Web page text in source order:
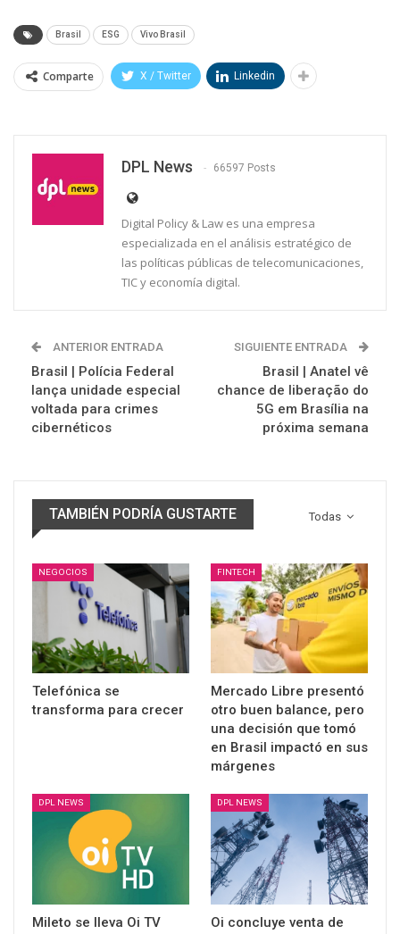
Brasil ESG Vivo Brasil
Comparte X / Twitter Linkedin
DPL News 66597 Posts
Digital Policy & Law es una empresa
especializada en el análisis estratégico de
las políticas públicas de telecomunicaciones,
TIC y economía digital.
ANTERIOR ENTRADA
Brasil | Polícia Federal
lança unidade especial
voltada para crimes
cibernéticos
SIGUIENTE ENTRADA
Brasil | Anatel vê
chance de liberação do
5G em Brasília na
próxima semana
Todas
TAMBIÉN PODRÍA GUSTARTE
NEGOCIOS
Telefónica se
transforma para crecer
FINTECH
Mercado Libre presentó
otro buen balance, pero
una decisión que tomó
en Brasil impactó en sus
márgenes
DPL NEWS
Mileto se lleva Oi TV
DPL NEWS
Oi concluye venta de